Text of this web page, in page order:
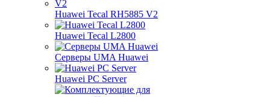
Huawei Tecal RH5885 V2
Huawei Tecal L2800
Серверы UMA Huawei
Huawei PC Server